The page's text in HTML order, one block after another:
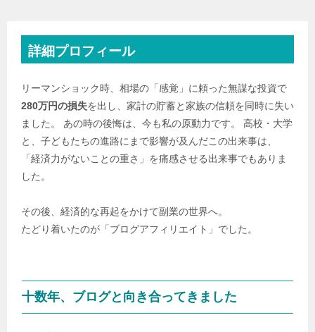
詳細プロフィール
リーマンショック時、相場の「感覚」に頼った無謀な投資で
280万円の損失を出し、家計の貯蓄と家族の信頼を同時に失い
ました。 あの時の後悔は、今も私の原動力です。 高校・大学
と、子どもたちの進路にまで影響が及んだこの出来事は、
「経済力がないことの重さ」を痛感させる出来事でもありま
した。
その後、経済的な再起をかけて副業の世界へ。
たどり着いたのが「ブログアフィリエイト」でした。
十数年、ブログと向き合ってきました